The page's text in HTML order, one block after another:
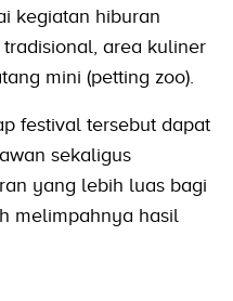
kegiatan hiburan
area kuliner
mini (petting zoo).
festival tersebut dapat
sekaligus
yang lebih luas bagi
melimpahnya hasil